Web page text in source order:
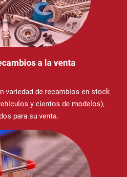
a la venta
variedad de recambios en stock
y cientos de modelos),
para su venta.